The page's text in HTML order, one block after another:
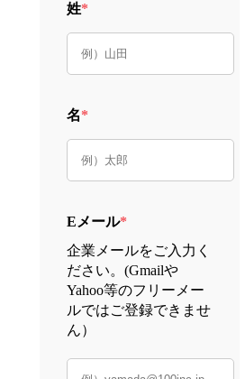
姓*
名*
Eメール*
企業メールをご入力く
ださい。(Gmailや
Yahoo等のフリーメー
ルではご登録できませ
ん）